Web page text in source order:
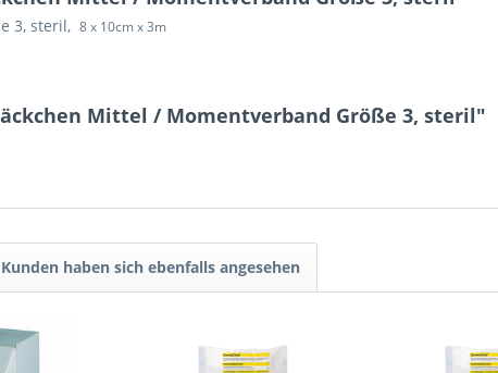
3, steril, 8 x 10cm x 3m
Mittel / Momentverband Größe 3, steril"
Kunden haben sich ebenfalls angesehen